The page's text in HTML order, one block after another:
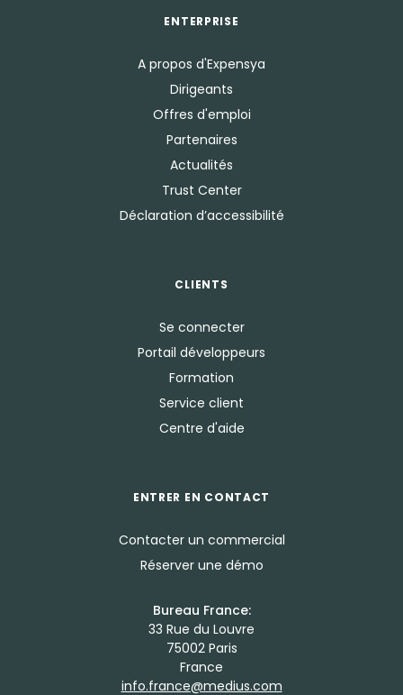
ENTERPRISE
A propos d'Expensya
Dirigeants
Offres d'emploi
Partenaires
Actualités
Trust Center
Déclaration d’accessibilité
CLIENTS
Se connecter
Portail développeurs
Formation
Service client
Centre d'aide
ENTRER EN CONTACT
Contacter un commercial
Réserver une démo
Bureau France:
33 Rue du Louvre
75002 Paris
France
info.france@medius.com